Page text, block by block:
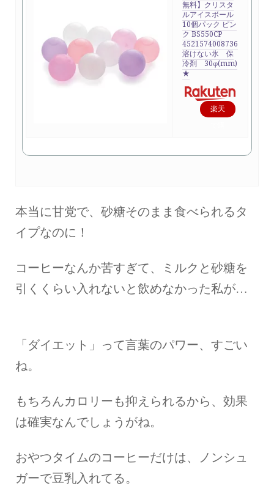
無料】クリスタ
ルアイスボール
10個パック ピン
ク BS550CP
4521574008736
溶けない氷 保
冷剤 30φ(mm)
★
楽天
本当に甘党で、砂糖そのまま食べられるタ
イプなのに！
コーヒーなんか苦すぎて、ミルクと砂糖を
引くくらい入れないと飲めなかった私が…
「ダイエット」って言葉のパワー、すごい
ね。
もちろんカロリーも抑えられるから、効果
は確実なんでしょうがね。
おやつタイムのコーヒーだけは、ノンシュ
ガーで豆乳入れてる。